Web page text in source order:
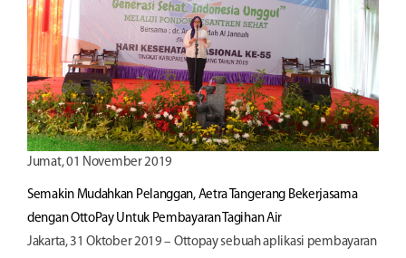
Jumat, 01 November 2019
Semakin Mudahkan Pelanggan, Aetra Tangerang Bekerjasama
dengan OttoPay Untuk Pembayaran Tagihan Air
Jakarta, 31 Oktober 2019 – Ottopay sebuah aplikasi pembayaran